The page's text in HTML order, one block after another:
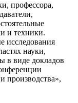
профессора,
и техники.
исследования
науки,
в виде докладов
производства»,